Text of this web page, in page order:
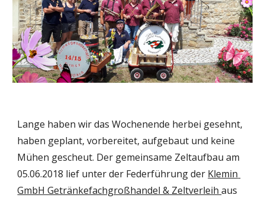
Lange haben wir das Wochenende herbei gesehnt,
haben geplant, vorbereitet, aufgebaut und keine
Mühen gescheut. Der gemeinsame Zeltaufbau am
05.06.2018 lief unter der Federführung der Klemin
GmbH Getränkefachgroßhandel & Zeltverleih aus